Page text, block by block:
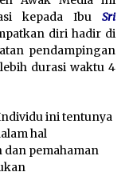
kepada Ibu Sri
diri hadir di
pendampingan
durasi waktu 4
ini tentunya
hal
pemahaman